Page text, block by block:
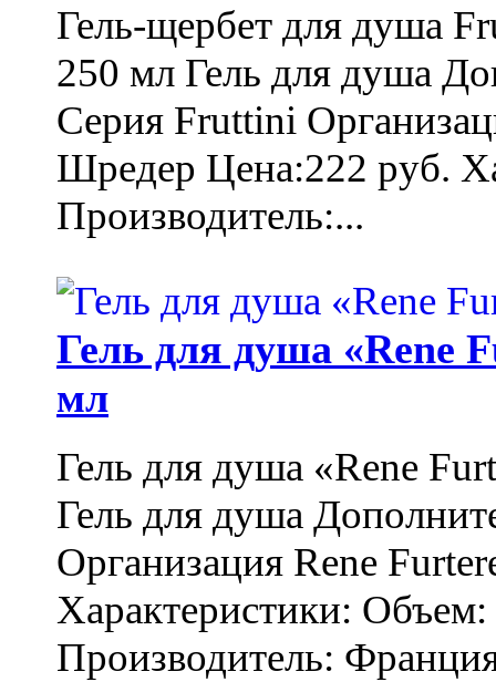
Гель-щербет для душа
250 мл Гель для душа
Серия Fruttini
Шредер Цена:222 руб.
Производитель:...
Гель для душа «Rene
мл
Гель для душа «Rene
Гель для душа
Организация Rene
Характеристики:
Производитель: